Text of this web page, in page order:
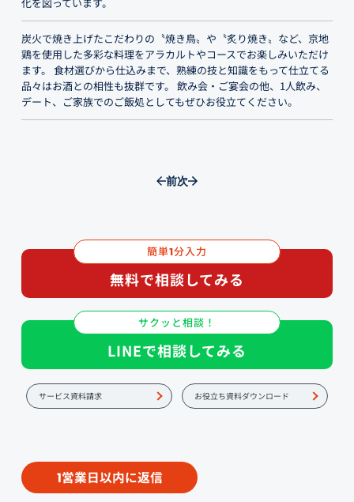
炭火で焼き上げたこだわりの〝焼き鳥〟や〝炙り焼き〟など、京地
鶏を使用した多彩な料理をアラカルトやコースでお楽しみいただけ
ます。 食材選びから仕込みまで、熟練の技と知識をもって仕立てる
品々はお酒との相性も抜群です。 飲み会・ご宴会の他、1人飲み、
デート、ご家族でのご飯処としてもぜひお役立てください。
前次
簡単1分入力
無料で相談してみる
サクッと相談！
LINEで相談してみる
サービス資料請求 お役立ち資料ダウンロード
1営業日以内に返信